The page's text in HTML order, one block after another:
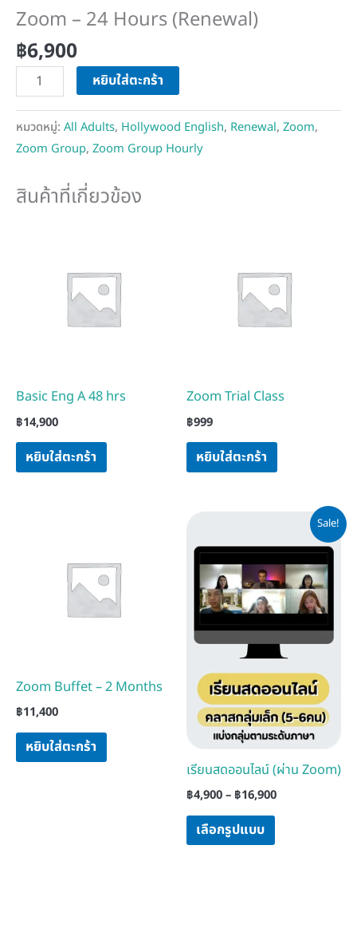
Zoom – 24 Hours (Renewal)
฿6,900
หยิบใส่ตะกร้า
หมวดหมู่: All Adults, Hollywood English, Renewal, Zoom,
Zoom Group, Zoom Group Hourly
สินค้าที่เกี่ยวข้อง
Basic Eng A 48 hrs
฿14,900
หยิบใส่ตะกร้า
Zoom Trial Class
฿999
หยิบใส่ตะกร้า
Zoom Buffet – 2 Months
฿11,400
หยิบใส่ตะกร้า
Sale!
เรียนสดออนไลน์ (ผ่าน Zoom)
฿4,900– ฿16,900
range:
฿4,900
through
฿16,900
เลือกรูปแบบ
product
has
multiple
variants.
The
options
may
be
chosen
on
the
product
page